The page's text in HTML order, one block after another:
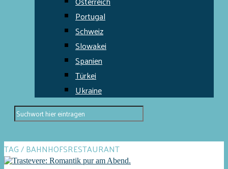
Portugal
Schweiz
Slowakei
Spanien
Türkei
Ukraine
TAG / BAHNHOFSRESTAURANT